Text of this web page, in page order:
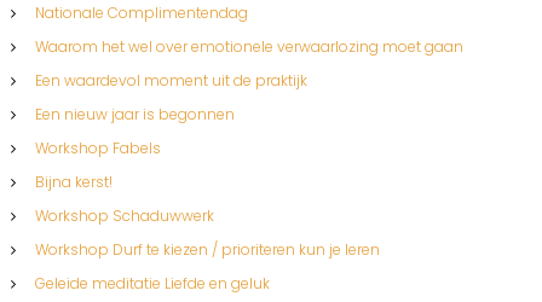
Nationale Complimentendag
Waarom het wel over emotionele verwaarlozing moet gaan
Een waardevol moment uit de praktijk
Een nieuw jaar is begonnen
Workshop Fabels
Bijna kerst!
Workshop Schaduwwerk
Workshop Durf te kiezen / prioriteren kun je leren
Geleide meditatie Liefde en geluk